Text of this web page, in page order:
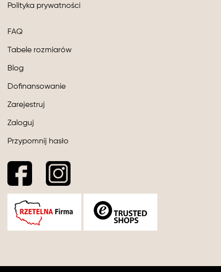
Polityka prywatności
FAQ
Tabele rozmiarów
Blog
Dofinansowanie
Zarejestruj
Zaloguj
Przypomnij hasło